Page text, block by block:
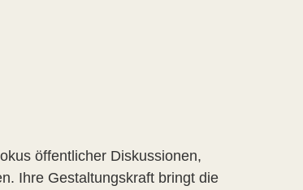
öffentlicher Diskussionen,
Ihre Gestaltungskraft bringt die